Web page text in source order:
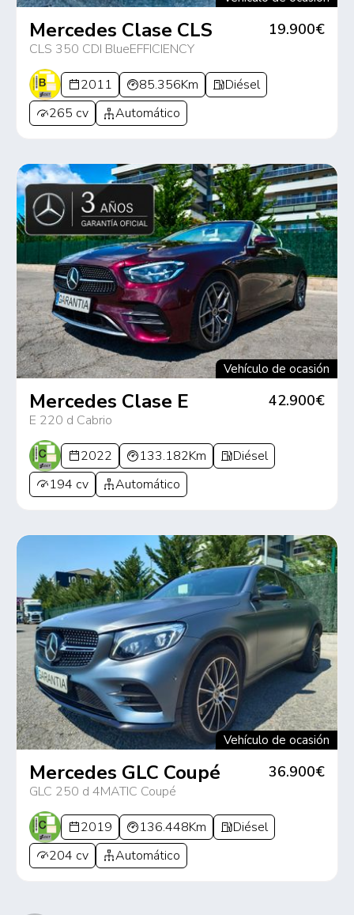
Mercedes Clase CLS
CLS 350 CDI BlueEFFICIENCY
19.900€
2011 85.356Km
Diésel
265 cv
Automático
Vehículo de ocasión
Mercedes Clase E
E 220 d Cabrio
42.900€
2022 133.182Km
Diésel
194 cv
Automático
Vehículo de ocasión
Mercedes GLC Coupé
GLC 250 d 4MATIC Coupé
36.900€
2019 136.448Km
Diésel
204 cv
Automático